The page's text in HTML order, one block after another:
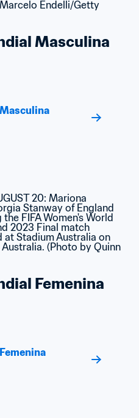
Masculina
Femenina